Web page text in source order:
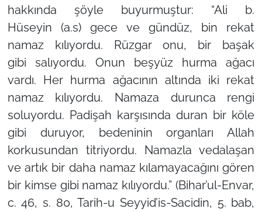
hakkında şöyle buyurmuştur: “Ali b.
Hüseyin (a.s)gece ve gündüz, bin rekat
namaz kılıyordu. Rüzgar onu, bir başak
gibi salıyordu. Onun beşyüz hurma ağacı
vardı. Her hurma ağacının altında iki rekat
namaz kılıyordu. Namaza durunca rengi
soluyordu. Padişah karşısında duran bir köle
gibi duruyor, bedeninin organları Allah
korkusundan titriyordu. Namazla vedalaşan
ve artık bir daha namaz kılamayacağını gören
bir kimse gibi namaz kılıyordu.” (Bihar’ul-Envar,
c. 46, s. 80, Tarih-u Seyyid’is-Sacidin, 5. bab,